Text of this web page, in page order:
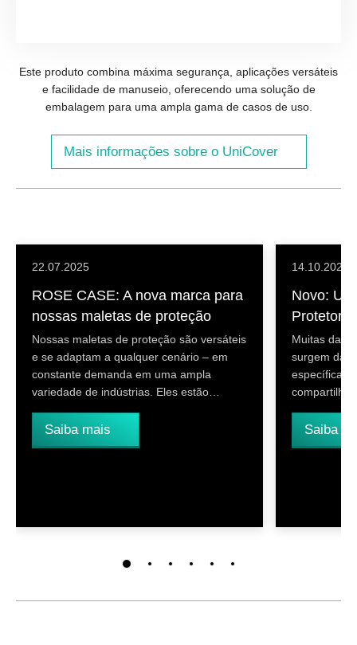
Este produto combina máxima segurança, aplicações versáteis
e facilidade de manuseio, oferecendo uma solução de
embalagem para uma ampla gama de casos de uso.
Mais informações sobre o UniCover
22.07.2025
ROSE CASE: A nova marca para
nossas maletas de proteção
Nossas maletas de proteção são versáteis
e se adaptam a qualquer cenário – em
constante demanda em uma ampla
variedade de indústrias. Eles estão…
Saiba mais
14.10.2024
Novo:
Protetora
Muitas das
surgem das
específicas
Saiba